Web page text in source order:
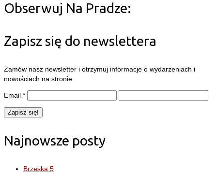
Obserwuj Na Pradze:
Zapisz się do newslettera
Zamów nasz newsletter i otrzymuj informacje o wydarzeniach i
nowościach na stronie.
Email *
Najnowsze posty
Brzeska 5